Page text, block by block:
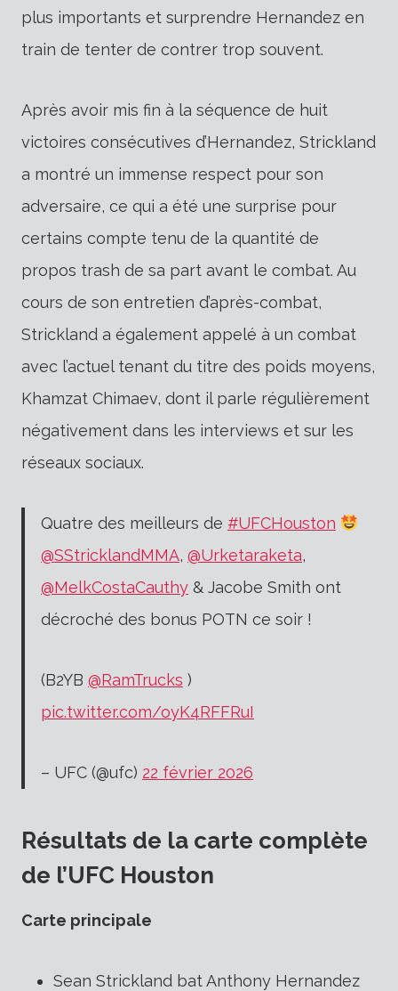
plus importants et surprendre Hernandez en
train de tenter de contrer trop souvent.
Après avoir mis fin à la séquence de huit
victoires consécutives d’Hernandez, Strickland
a montré un immense respect pour son
adversaire, ce qui a été une surprise pour
certains compte tenu de la quantité de
propos trash de sa part avant le combat. Au
cours de son entretien d’après-combat,
Strickland a également appelé à un combat
avec l’actuel tenant du titre des poids moyens,
Khamzat Chimaev, dont il parle régulièrement
négativement dans les interviews et sur les
réseaux sociaux.
Quatre des meilleurs de #UFCHouston
@SStricklandMMA, @Urketaraketa,
@MelkCostaCauthy & Jacobe Smith ont
décroché des bonus POTN ce soir !
(B2YB @RamTrucks )
pic.twitter.com/oyK4RFFRuI
– UFC (@ufc) 22 février 2026
Résultats de la carte complète
de l’UFC Houston
Carte principale
Sean Strickland bat Anthony Hernandez